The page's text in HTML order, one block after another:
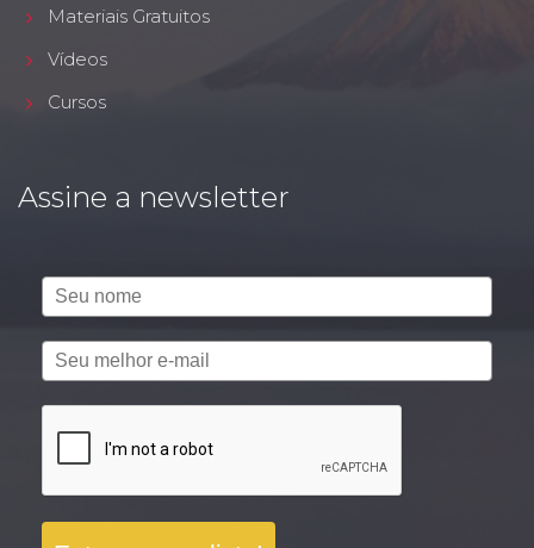
Materiais Gratuitos
Vídeos
Cursos
Assine a newsletter